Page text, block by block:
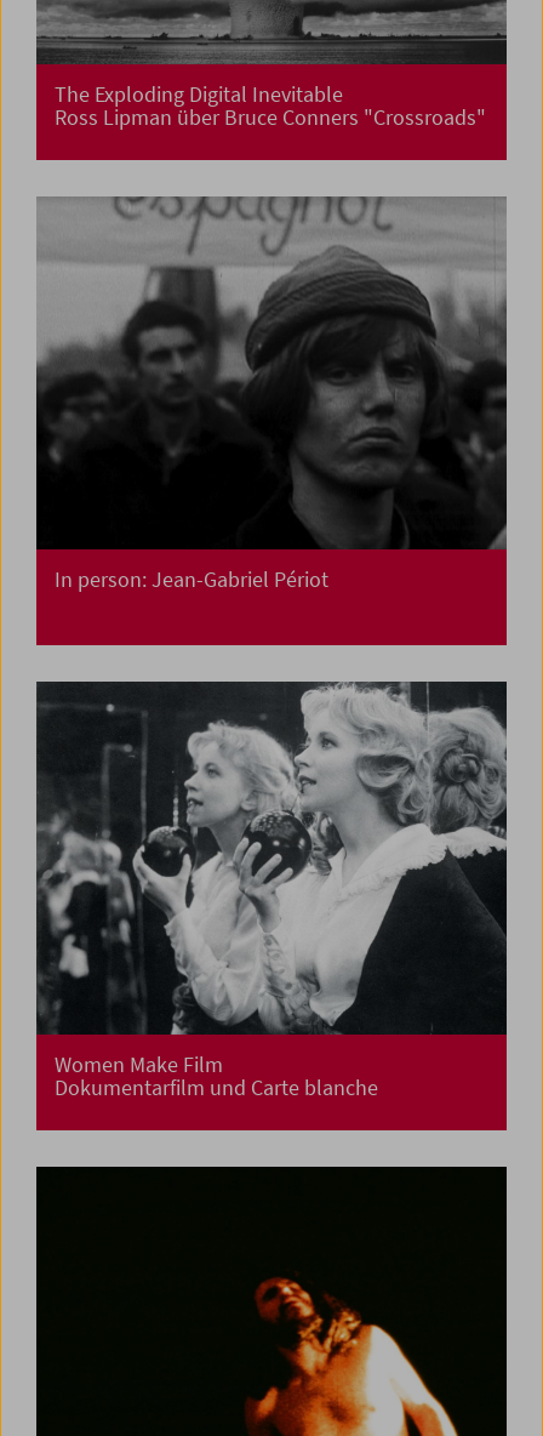
The Exploding Digital Inevitable
Ross Lipman über Bruce Conners "Crossroads"
In person: Jean-Gabriel Périot
Women Make Film
Dokumentarfilm und Carte blanche